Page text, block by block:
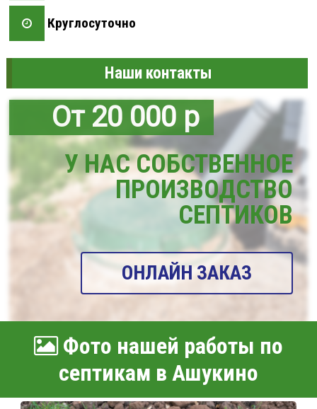
Круглосуточно
Наши контакты
От 20 000 р
У НАС СОБСТВЕННОЕ
ПРОИЗВОДСТВО
СЕПТИКОВ
ОНЛАЙН ЗАКАЗ
Фото нашей работы по
септикам в Ашукино